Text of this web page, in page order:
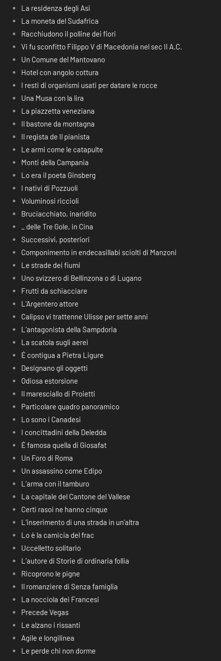
La residenza degli Asi
La moneta del Sudafrica
Racchiudono il polline dei fiori
Vi fu sconfitto Filippo V di Macedonia nel sec II A.C.
Un Comune del Mantovano
Hotel con angolo cottura
I resti di organismi usati per datare le rocce
Una Musa con la lira
La piazzetta veneziana
Il bastone da montagna
Il regista de Il pianista
Le armi come le catapulte
Monti della Campania
Lo era il poeta Ginsberg
I nativi di Pozzuoli
Voluminosi riccioli
Bruciacchiato, inaridito
_ delle Tre Gole, in Cina
Successivi, posteriori
Componimento in endecasillabi sciolti di Manzoni
Le strade dei fiumi
Uno svizzero di Bellinzona o di Lugano
Frutti da schiacciare
L’Argentero attore
Calipso vi trattenne Ulisse per sette anni
L’antagonista della Sampdoria
La scatola sugli aerei
É contigua a Pietra Ligure
Designano gli oggetti
Odiosa estorsione
Il maresciallo di Proietti
Particolare quadro panoramico
Lo sono i Canadesi
I concittadini della Deledda
É famosa quella di Giosafat
Un Foro di Roma
Un assassino come Edipo
L’arma con il tamburo
La capitale del Cantone del Vallese
Certi rasoi ne hanno cinque
L’inserimento di una strada in un’altra
Lo è la camicia del frac
Uccelletto solitario
L’autore di Storie di ordinaria follia
Ricoprono le pigne
Il romanziere di Senza famiglia
La nocciola dei Francesi
Precede Vegas
Le alzano i rissanti
Agile e longilinea
Le perde chi non dorme